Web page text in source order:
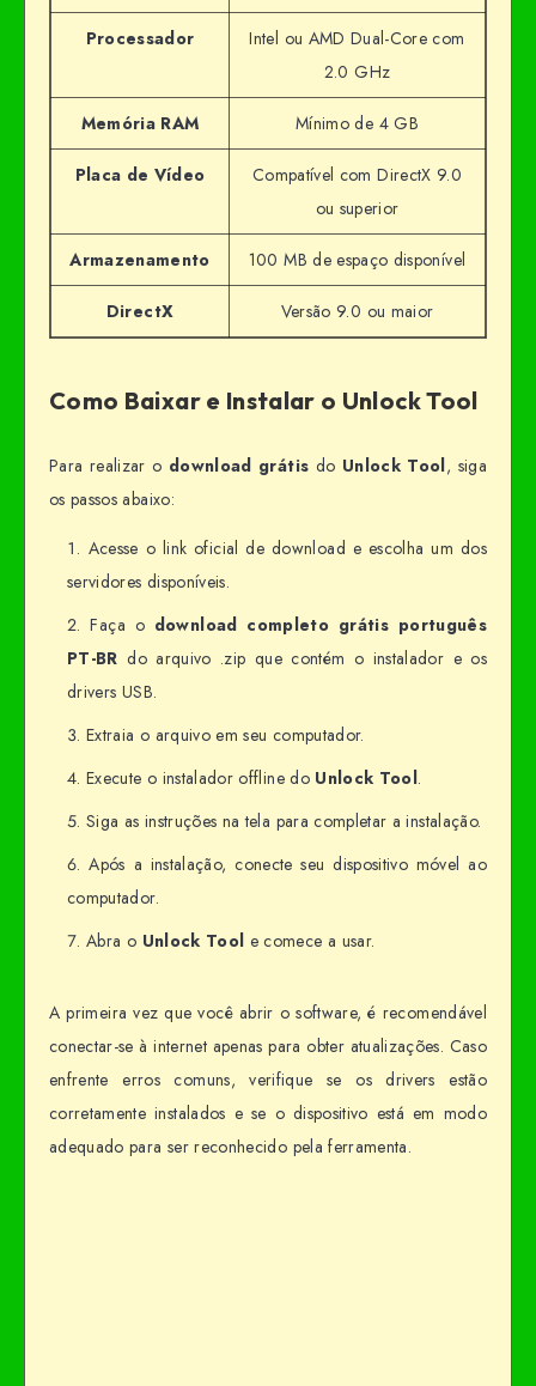
Processador
Intel ou AMD Dual-Core com
2.0 GHz
Memória RAM Mínimo de 4 GB
Placa de Vídeo
Compatível com DirectX 9.0
ou superior
Armazenamento 100 MB de espaço disponível
DirectX Versão 9.0 ou maior
Como Baixar e Instalar o Unlock Tool
Para realizar o download grátis do Unlock Tool, siga
os passos abaixo:
Acesse o link oficial de download e escolha um dos
servidores disponíveis.
Faça o download completo grátis português
PT-BR do arquivo .zip que contém o instalador e os
drivers USB.
Extraia o arquivo em seu computador.
Execute o instalador offline do Unlock Tool.
Siga as instruções na tela para completar a instalação.
Após a instalação, conecte seu dispositivo móvel ao
computador.
Abra o Unlock Tool e comece a usar.
A primeira vez que você abrir o software, é recomendável
conectar-se à internet apenas para obter atualizações. Caso
enfrente erros comuns, verifique se os drivers estão
corretamente instalados e se o dispositivo está em modo
adequado para ser reconhecido pela ferramenta.